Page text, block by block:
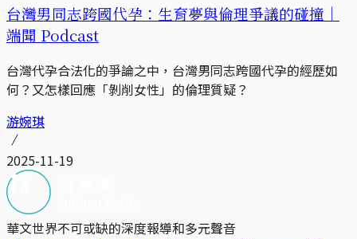
台灣男同志跨國代孕：生育夢與倫理爭議的碰撞｜
端聞 Podcast
台灣代孕合法化的爭論之中，台灣男同志跨國代孕的經歷如
何？又怎樣回應「剝削女性」的倫理質疑？
游婉琪
2025-11-19
華文世界不可或缺的深度報導和多元聲音